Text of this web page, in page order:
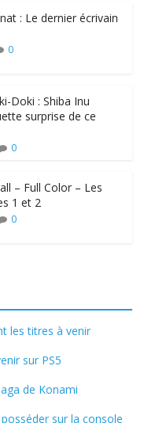
: Le dernier écrivain
0
Doki : Shiba Inu
surprise de ce
0
– Full Color – Les
1 et 2
0
les titres à venir
sur PS5
de Konami
sur la console